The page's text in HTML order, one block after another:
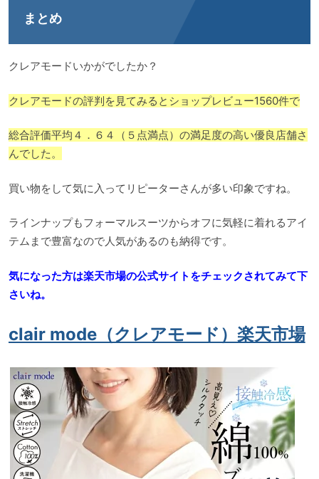
まとめ
クレアモードいかがでしたか？
クレアモードの評判を見てみるとショップレビュー1560件で
総合評価平均４．６４（５点満点）の満足度の高い優良店舗さ
んでした。
買い物をして気に入ってリピーターさんが多い印象ですね。
ラインナップもフォーマルスーツからオフに気軽に着れるアイ
テムまで豊富なので人気があるのも納得です。
気になった方は楽天市場の公式サイトをチェックされてみて下
さいね。
clair mode（クレアモード）楽天市場